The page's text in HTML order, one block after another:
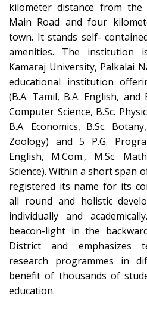
kilometer distance from the
Main Road and four
town. It stands self-
amenities. The institution
Kamaraj University, Palkalai
educational institution
(B.A. Tamil, B.A. English, and
Computer Science, B.Sc.
B.A. Economics, B.Sc.
Zoology) and 5 P.G.
English, M.Com., M.Sc.
Science). Within a short span
registered its name for its
all round and holistic
individually and
beacon-light in the
District and emphasizes
research programmes in
benefit of thousands of
education.